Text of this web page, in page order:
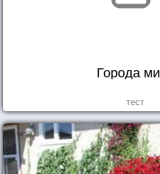
Города
тест